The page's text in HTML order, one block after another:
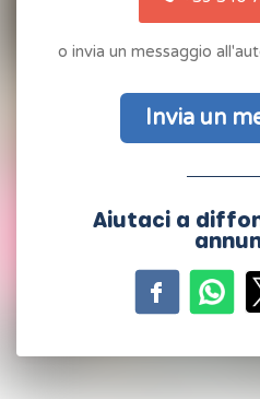
o invia un messaggio
Invia un
Aiutaci a